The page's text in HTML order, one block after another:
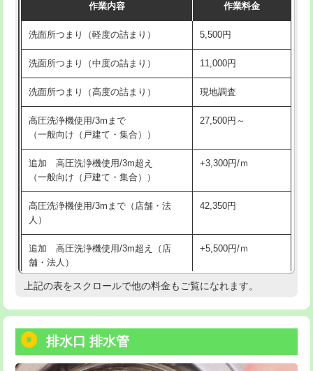
モルタル補修（厚さ10㎝まで） 27,500円
モルタル補修（厚さ10㎝超え） 38,500円
洗面台設置 38,500円
バスタブ設置 現場見積
追加人工 16,500円
廃棄・処分
※給水管工事は20mmまでの価格です。
持込商品取付（単水栓） 13,200円
持込商品取付（混合水栓） 16,500円
持込商品取付（浄水器・分岐水栓） 16,500円
給水管工事※（ホール加工) 16,500円
給水管工事※（バンド止め)
給水管工事※（支持金具設置) 5,500円
給水管工事※（保温材使用（バンド止
め込み）)
5,500円
給水管工事※（土の掘削・埋め戻し作
業)
11,000円
給水管工事※（塩ビ管（VP・HI）使
用/3ｍまで)
用（追加）/3ｍ超え)
給水管工事※（ライニング鋼管・銅
44,000円
作業内容 作業料金
洗面所つまり（軽度の詰まり） 5,500円
洗面所つまり（中度の詰まり） 11,000円
洗面所つまり（高度の詰まり） 現地調査
高圧洗浄機使用/3mまで
（一般向け（戸建て・集合））
27,500円～
追加 高圧洗浄機使用/3m超え
（一般向け（戸建て・集合））
+3,300円/ｍ
高圧洗浄機使用/3mまで（店舗・法
人）
42,350円
追加 高圧洗浄機使用/3m超え（店
舗・法人）
+5,500円/ｍ
高度高圧洗浄換 現地調査
トーラー機使用/3mまで
上記の表をスクロールで他の料金もご覧になれます。
排水口 排水管